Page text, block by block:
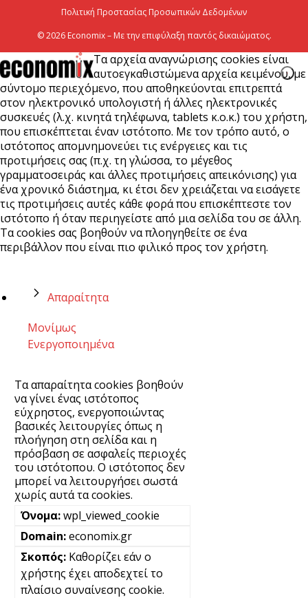
Πολιτική Προστασίας Προσωπικών Δεδομένων
© 2026 Economix – Με την επιφύλαξη παντός δικαιώματος.
Τα αρχεία αναγνώρισης cookies είναι
αυτοεγκαθιστώμενα αρχεία κειμένου, με
σύντομο περιεχόμενο, που αποθηκεύονται επιτρεπτά
στον ηλεκτρονικό υπολογιστή ή άλλες ηλεκτρονικές
συσκευές (λ.χ. κινητά τηλέφωνα, tablets κ.ο.κ.) του χρήστη,
που επισκέπτεται έναν ιστότοπο. Με τον τρόπο αυτό, ο
ιστότοπος απομνημονεύει τις ενέργειες και τις
προτιμήσεις σας (π.χ. τη γλώσσα, το μέγεθος
γραμματοσειράς και άλλες προτιμήσεις απεικόνισης) για
ένα χρονικό διάστημα, κι έτσι δεν χρειάζεται να εισάγετε
τις προτιμήσεις αυτές κάθε φορά που επισκέπτεστε τον
ιστότοπο ή όταν περιηγείστε από μια σελίδα του σε άλλη.
Τα cookies σας βοηθούν να πλοηγηθείτε σε ένα
περιβάλλον που είναι πιο φιλικό προς τον χρήστη.
Απαραίτητα
Μονίμως
Ενεργοποιημένα
Τα απαραίτητα cookies βοηθούν
να γίνει ένας ιστότοπος
εύχρηστος, ενεργοποιώντας
βασικές λειτουργίες όπως η
πλοήγηση στη σελίδα και η
πρόσβαση σε ασφαλείς περιοχές
του ιστότοπου. Ο ιστότοπος δεν
μπορεί να λειτουργήσει σωστά
χωρίς αυτά τα cookies.
wpl_viewed_cookie
economix.gr
Καθορίζει εάν ο
χρήστης έχει αποδεχτεί το
πλαίσιο συναίνεσης cookie.